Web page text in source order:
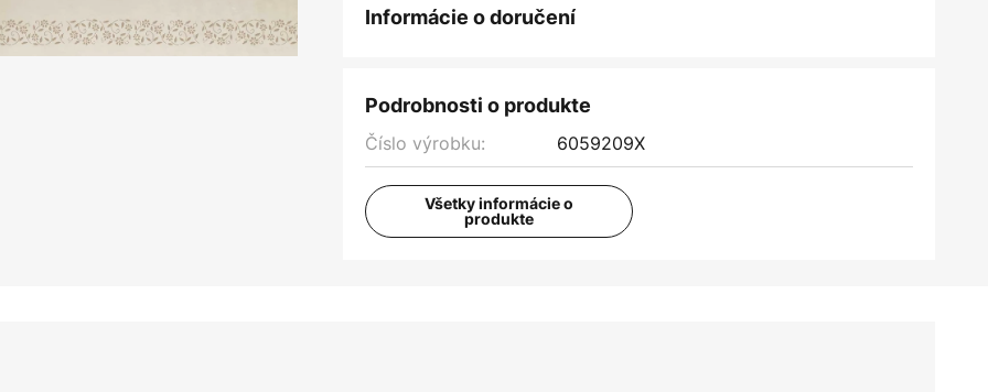
Informácie o doručení
Podrobnosti o produkte
Číslo výrobku: 6059209X
Všetky informácie o
produkte